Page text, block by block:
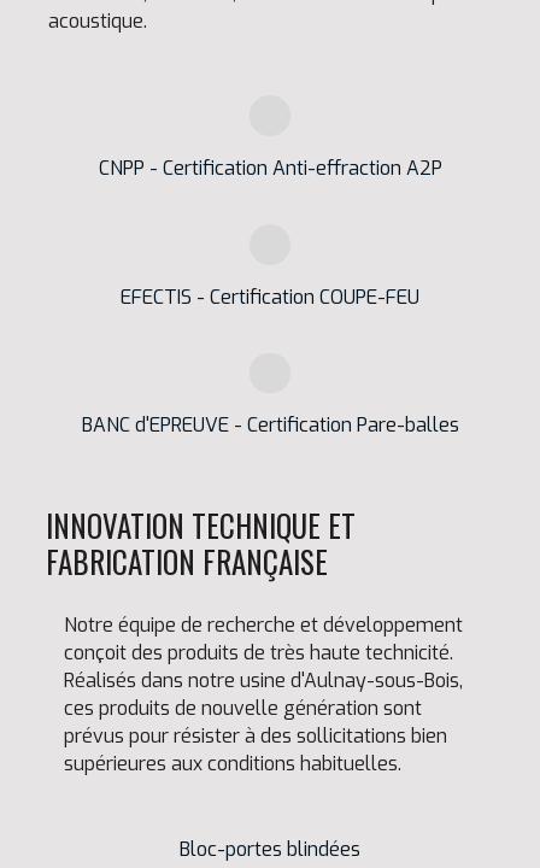
acoustique.
CNPP - Certification Anti-effraction A2P
EFECTIS - Certification COUPE-FEU
BANC d'EPREUVE - Certification Pare-balles
INNOVATION TECHNIQUE ET
FABRICATION FRANÇAISE
Notre équipe de recherche et développement
conçoit des produits de très haute technicité.
Réalisés dans notre usine d'Aulnay-sous-Bois,
ces produits de nouvelle génération sont
prévus pour résister à des sollicitations bien
supérieures aux conditions habituelles.
Bloc-portes blindées